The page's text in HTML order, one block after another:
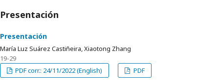
Presentación
Presentación
María Luz Suárez Castiñeira, Xiaotong Zhang
19-29
PDF corr.: 24/11/2022 (English)
PDF